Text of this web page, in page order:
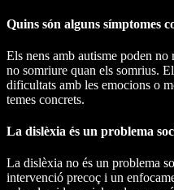
Quins són alguns símptomes
Els nens amb autisme poden
no somriure quan els somrius.
dificultats amb les emocions o
temes concrets.
La dislèxia és un problema
La dislèxia no és un problema
intervenció precoç i un